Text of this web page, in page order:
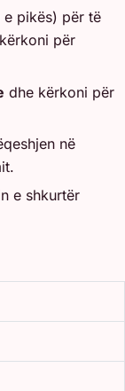
e pikës) për të
për
dhe kërkoni për
në
e shkurtër